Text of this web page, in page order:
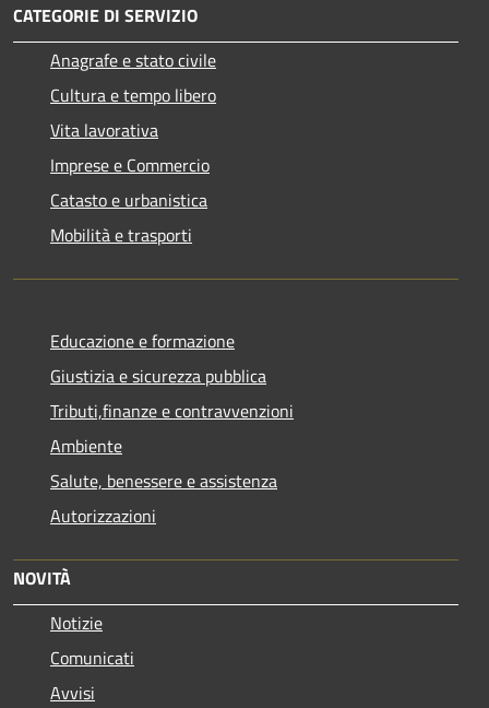
CATEGORIE DI SERVIZIO
Anagrafe e stato civile
Cultura e tempo libero
Vita lavorativa
Imprese e Commercio
Catasto e urbanistica
Mobilità e trasporti
Educazione e formazione
Giustizia e sicurezza pubblica
Tributi,finanze e contravvenzioni
Ambiente
Salute, benessere e assistenza
Autorizzazioni
NOVITÀ
Notizie
Comunicati
Avvisi